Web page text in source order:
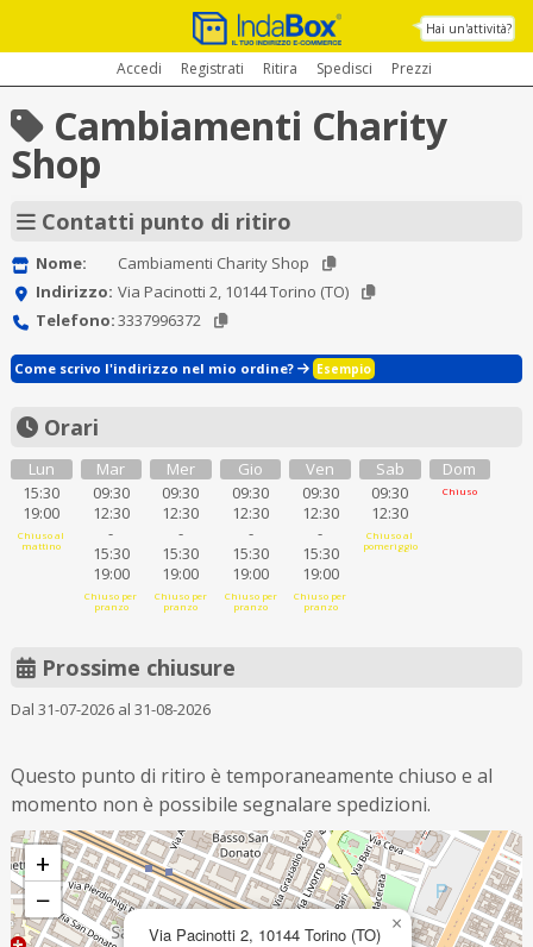
Hai un'attività?
Accedi Registrati Ritira Spedisci Prezzi
Cambiamenti Charity
Shop
Contatti punto di ritiro
Nome:
Cambiamenti Charity Shop
Indirizzo: Via Pacinotti 2, 10144 Torino (TO)
Telefono:3337996372
Come scrivo l'indirizzo nel mio ordine? Esempio
Orari
Lun
15:30
19:00
Chiuso al
mattino
Mar
09:30
12:30
-
15:30
19:00
Chiuso per
pranzo
Mer
09:30
12:30
-
15:30
19:00
Chiuso per
pranzo
Gio
09:30
12:30
-
15:30
19:00
Chiuso per
pranzo
Ven
09:30
12:30
-
15:30
19:00
Chiuso per
pranzo
Sab
09:30
12:30
Chiuso al
pomeriggio
Dom
Chiuso
Prossime chiusure
Dal 31-07-2026 al 31-08-2026
Questo punto di ritiro è temporaneamente chiuso e al
momento non è possibile segnalare spedizioni.
Via Pacinotti 2, 10144 Torino (TO) ×
+
−